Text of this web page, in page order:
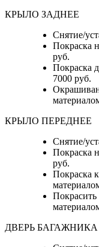
КРЫЛО ЗАДНЕЕ
Снятие/
Покраска
руб.
Покраска
7000 руб.
КРЫЛО ПЕРЕДНЕЕ
Снятие/
Покраска
руб.
Покраска
ДВЕРЬ БАГАЖНИКА